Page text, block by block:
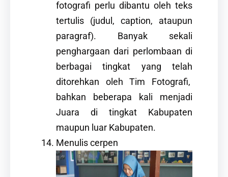
fotografi perlu dibantu oleh teks
tertulis (judul, caption, ataupun
paragraf). Banyak sekali
penghargaan dari perlombaan di
berbagai tingkat yang telah
ditorehkan oleh Tim Fotografi,
bahkan beberapa kali menjadi
Juara di tingkat Kabupaten
maupun luar Kabupaten.
Menulis cerpen